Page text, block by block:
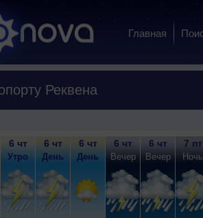
Главная
Реквена
6 чт
Утро
6 чт
День
6 чт
День
6 чт
Вечер
6 чт
Вечер
7 пт
Ночь